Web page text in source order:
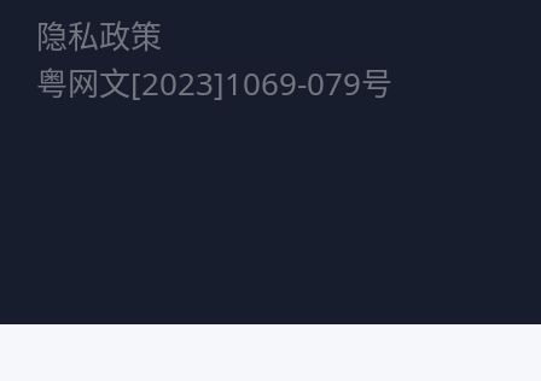
隐私政策
粤网文[2023]1069-079号